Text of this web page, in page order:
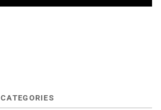
CATEGORIES